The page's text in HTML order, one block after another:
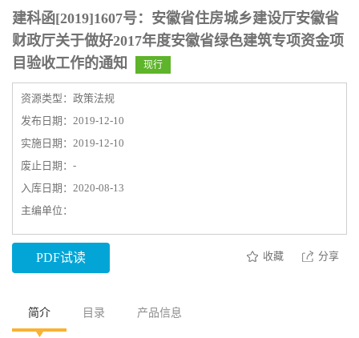
建科函[2019]1607号：安徽省住房城乡建设厅安徽省
财政厅关于做好2017年度安徽省绿色建筑专项资金项
目验收工作的通知
现行
资源类型：政策法规
发布日期：2019-12-10
实施日期：2019-12-10
废止日期：-
入库日期：2020-08-13
主编单位：
PDF试读 收藏 分享
简介 目录 产品信息